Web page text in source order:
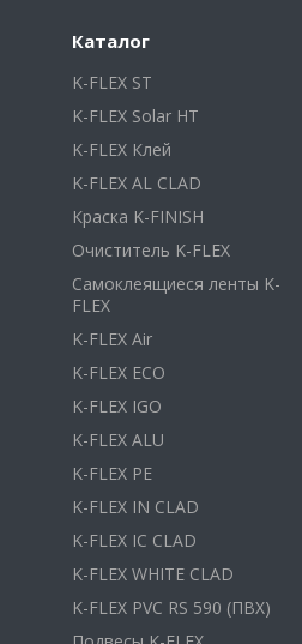
Каталог
K-FLEX ST
K-FLEX Solar HT
K-FLEX Клей
K-FLEX AL CLAD
Краска K-FINISH
Очиститель K-FLEX
Самоклеящиеся ленты K-
FLEX
K-FLEX Air
K-FLEX ECO
K-FLEX IGO
K-FLEX ALU
K-FLEX PE
K-FLEX IN CLAD
K-FLEX IC CLAD
K-FLEX WHITE CLAD
K-FLEX PVC RS 590 (ПВХ)